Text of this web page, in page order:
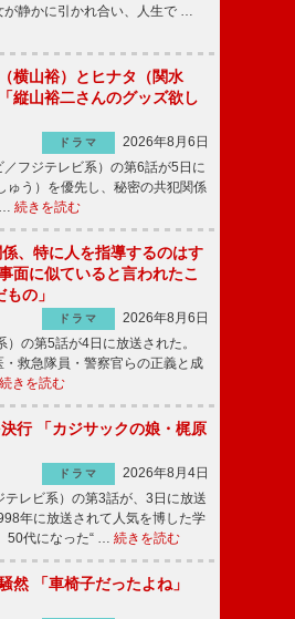
が静かに引かれ合い、人生で …
横山裕）とヒナタ（関水
縦山裕二さんのグッズ欲し
ドラマ
2026年8月6日
フジテレビ系）の第6話が5日に
う）を優先し、秘密の共犯関係
… 続きを読む
、特に人を指導するのはす
面に似ていると言われたこ
の」
ドラマ
2026年8月6日
の第5話が4日に放送された。
救急隊員・警察官らの正義と成
続きを読む
行 「カジサックの娘・梶原
ドラマ
2026年8月4日
レビ系）の第3話が、3日に放送
年に放送されて人気を博した学
50代になった“ … 続きを読む
然 「車椅子だったよね」